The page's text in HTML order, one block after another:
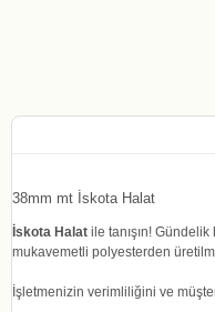
38mm mt İskota Halat
İskota Halat ile tanışın!
mukavemetli polyesterden
İşletmenizin verimliliğini ve